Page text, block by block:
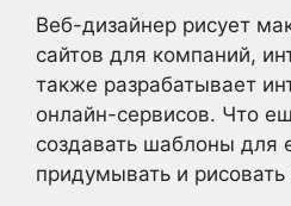
Веб-дизайнер рисует
сайтов для компаний,
также разрабатывает
онлайн-сервисов. Что
создавать шаблоны для
придумывать и